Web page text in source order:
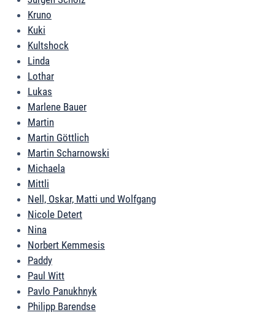
Kruno
Kuki
Kultshock
Linda
Lothar
Lukas
Marlene Bauer
Martin
Martin Göttlich
Martin Scharnowski
Michaela
Mittli
Nell, Oskar, Matti und Wolfgang
Nicole Detert
Nina
Norbert Kemmesis
Paddy
Paul Witt
Pavlo Panukhnyk
Philipp Barendse